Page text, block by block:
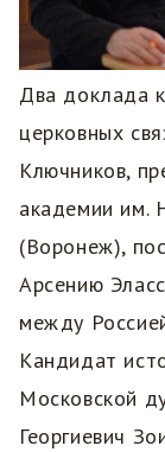
Два доклада
церковных
Ключников,
академии им.
(Воронеж),
Арсению
между
Кандидат
Московской
Георгиевич